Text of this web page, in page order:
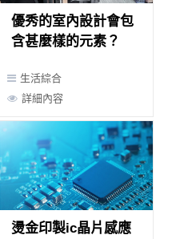
優秀的室內設計會包
含甚麼樣的元素？
生活綜合
詳細內容
燙金印製ic晶片感應